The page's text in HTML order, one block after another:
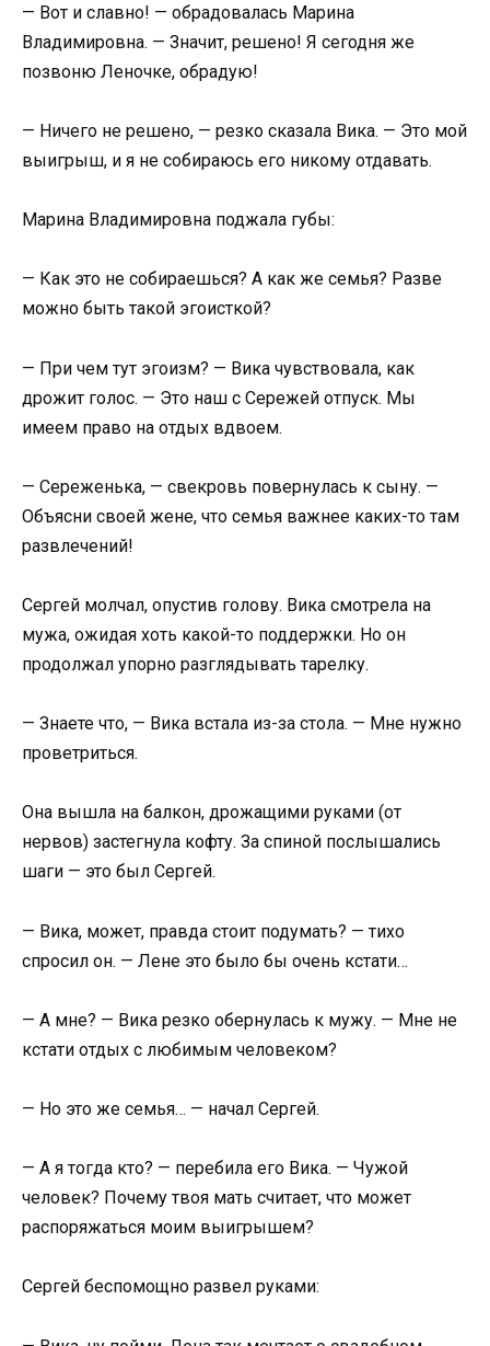
— Вот и славно! — обрадовалась Марина
Владимировна. — Значит, решено! Я сегодня же
позвоню Леночке, обрадую!
— Ничего не решено, — резко сказала Вика. — Это мой
выигрыш, и я не собираюсь его никому отдавать.
Марина Владимировна поджала губы:
— Как это не собираешься? А как же семья? Разве
можно быть такой эгоисткой?
— При чем тут эгоизм? — Вика чувствовала, как
дрожит голос. — Это наш с Сережей отпуск. Мы
имеем право на отдых вдвоем.
— Сереженька, — свекровь повернулась к сыну. —
Объясни своей жене, что семья важнее каких-то там
развлечений!
Сергей молчал, опустив голову. Вика смотрела на
мужа, ожидая хоть какой-то поддержки. Но он
продолжал упорно разглядывать тарелку.
— Знаете что, — Вика встала из-за стола. — Мне нужно
проветриться.
Она вышла на балкон, дрожащими руками (от
нервов) застегнула кофту. За спиной послышались
шаги — это был Сергей.
— Вика, может, правда стоит подумать? — тихо
спросил он. — Лене это было бы очень кстати…
— А мне? — Вика резко обернулась к мужу. — Мне не
кстати отдых с любимым человеком?
— Но это же семья… — начал Сергей.
— А я тогда кто? — перебила его Вика. — Чужой
человек? Почему твоя мать считает, что может
распоряжаться моим выигрышем?
Сергей беспомощно развел руками: